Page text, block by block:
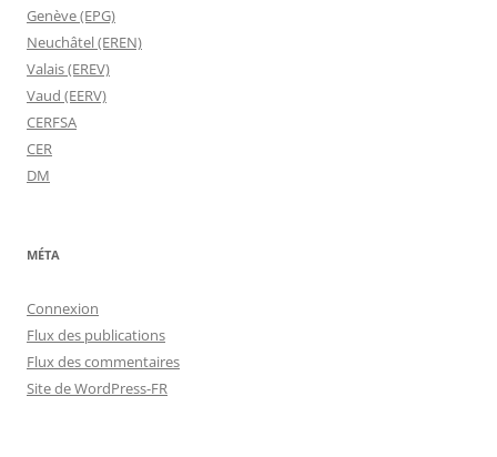
Genève (EPG)
Neuchâtel (EREN)
Valais (EREV)
Vaud (EERV)
CERFSA
CER
DM
MÉTA
Connexion
Flux des publications
Flux des commentaires
Site de WordPress-FR